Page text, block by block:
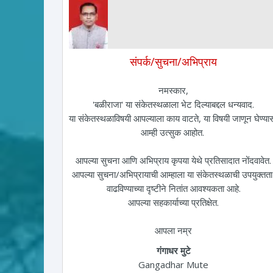
संपर्क/सुचना/अभिप्राय
नमस्कार,
'बळीराजा' या संकेतस्थळाला भेट दिल्याबद्दल धन्यवाद.
या संकेतस्थळाविषयी आपल्याला काय वाटते, या विषयी जाणून
आम्ही उत्सुक आहोत.
आपल्या सुचना आणि अभिप्राय कृपया येथे प्रतिसादात नोंदवावेत.
आपल्या सुचना/अभिप्रायाची आम्हाला या संकेतस्थळाची
वाढविण्याच्या दृष्टीने नितांत आवश्यकता आहे.
आपल्या सहकार्याच्या प्रतिक्षेत.
आपला नम्र
गंगाधर मुटे
Gangadhar Mute